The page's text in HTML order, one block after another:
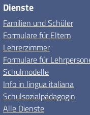
Dienste
Familien und Schüler
Formulare für Eltern
Lehrerzimmer
Formulare für
Schulmodelle
Info in lingua italiana
Schulsozialpädagogin
Alle Dienste